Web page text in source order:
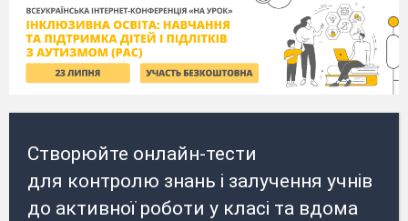
Створюйте онлайн-тести
для контролю знань і залучення учнів
до активної роботи у класі та вдома